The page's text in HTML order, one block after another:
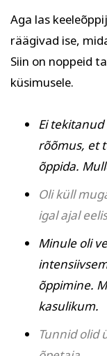
Aga las
räägivad ise,
Siin on noppeid
küsimusele.
Ei
rõõmus, et
õppida.
Oli küll
igal ajal
Minule oli
õppimine.
kasulikum.
Tunnid olid